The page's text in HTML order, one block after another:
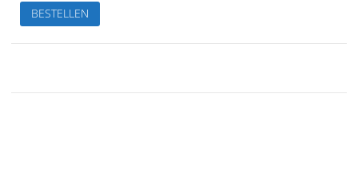
Het
verstandkomt
met
Paul
BESTELLEN